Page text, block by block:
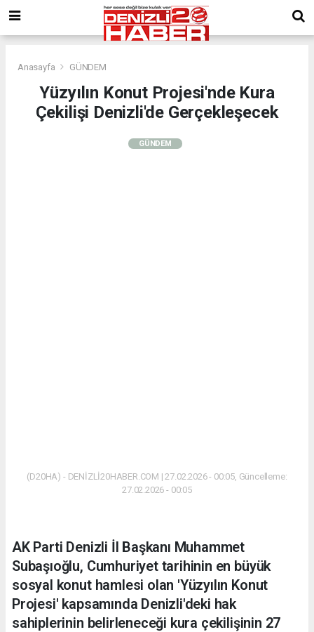
Anasayfa GÜNDEM
Yüzyılın Konut Projesi'nde Kura
Çekilişi Denizli'de Gerçekleşecek
GÜNDEM
(D20HA) - DENİZLİ20HABER.COM | 27.02.2026 - 00:05, Güncelleme:
27.02.2026 - 00:05
AK Parti Denizli İl Başkanı Muhammet
Subaşıoğlu, Cumhuriyet tarihinin en büyük
sosyal konut hamlesi olan 'Yüzyılın Konut
Projesi' kapsamında Denizli'deki hak
sahiplerinin belirleneceği kura çekilişinin 27